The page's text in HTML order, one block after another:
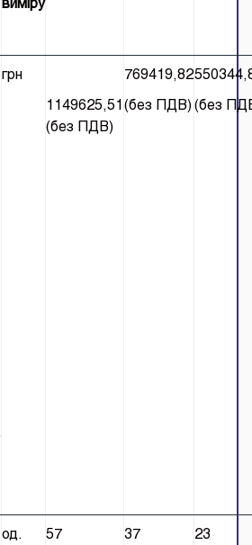
виміру
грн
1149625,51
(без ПДВ)
769419,82
(без ПДВ) (без
од. 57 37 23